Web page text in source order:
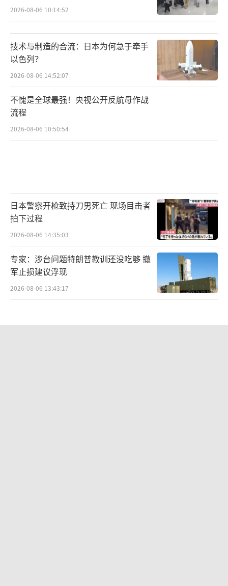
2026-08-06 10:14:52
技术与制造的合流：日本为何急于牵手
以色列？
2026-08-06 14:52:07
不愧是全球最强！央视公开反航母作战
流程
2026-08-06 10:50:54
日本警察开枪致持刀男死亡 现场目击者
拍下过程
2026-08-06 14:35:03
专家：涉台问题特朗普教训还没吃够 撤
军止损建议浮现
2026-08-06 13:43:17